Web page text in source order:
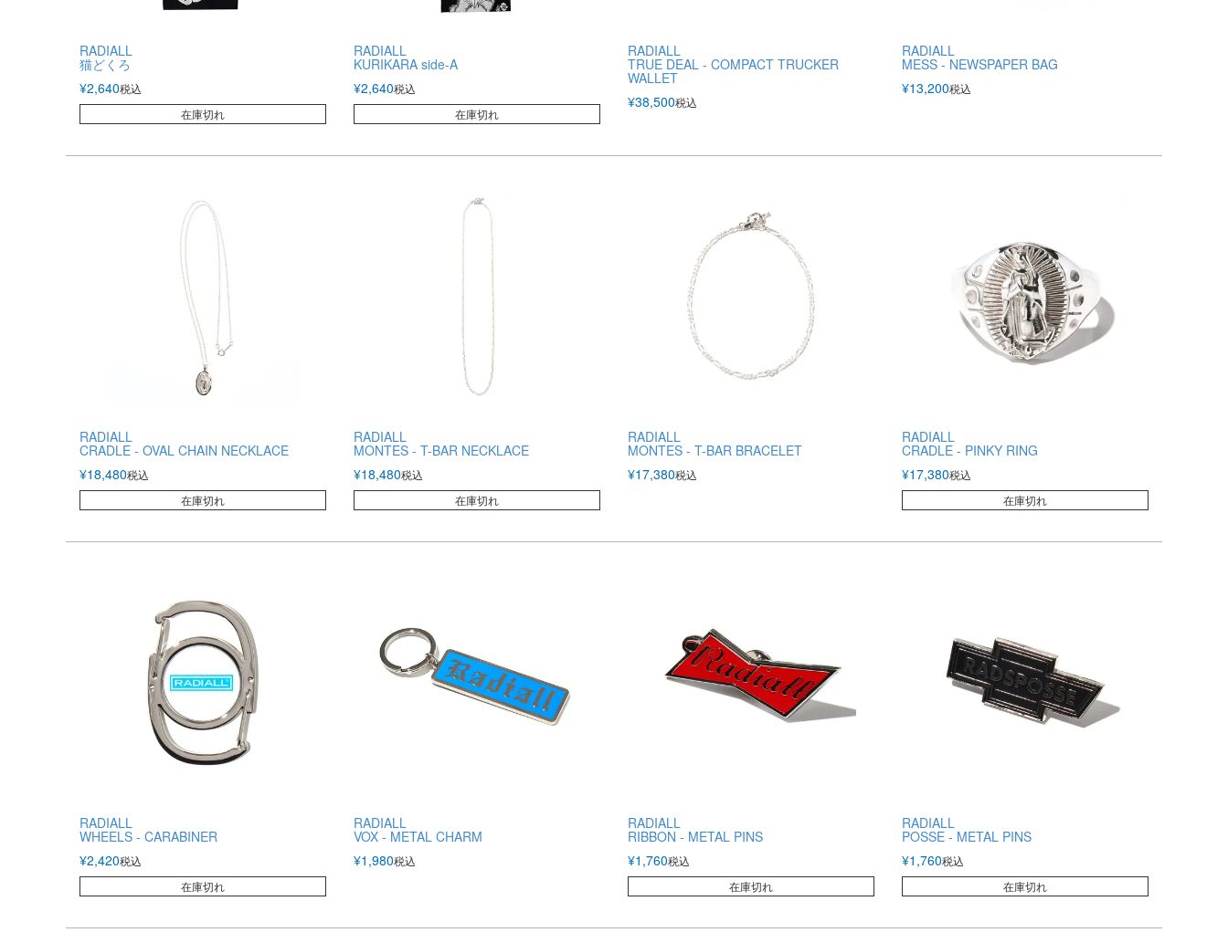
RADIALL
猫どくろ
¥2,640税込
在庫切れ
RADIALL
KURIKARA side-A
¥2,640税込
在庫切れ
RADIALL
TRUE DEAL - COMPACT TRUCKER
WALLET
¥38,500税込
RADIALL
MESS - NEWSPAPER BAG
¥13,200税込
RADIALL
CRADLE - OVAL CHAIN NECKLACE
¥18,480税込
在庫切れ
RADIALL
MONTES - T-BAR NECKLACE
¥18,480税込
在庫切れ
RADIALL
MONTES - T-BAR BRACELET
¥17,380税込
RADIALL
CRADLE - PINKY RING
¥17,380税込
在庫切れ
RADIALL
WHEELS - CARABINER
¥2,420税込
在庫切れ
RADIALL
VOX - METAL CHARM
¥1,980税込
RADIALL
RIBBON - METAL PINS
¥1,760税込
在庫切れ
RADIALL
POSSE - METAL PINS
¥1,760税込
在庫切れ